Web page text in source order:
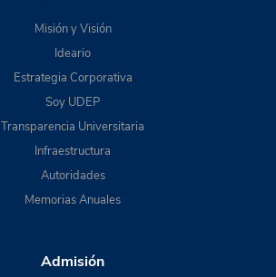
Misión y Visión
Ideario
Estrategia Corporativa
Soy UDEP
Transparencia Universitaria
Infraestructura
Autoridades
Memorias Anuales
Admisión